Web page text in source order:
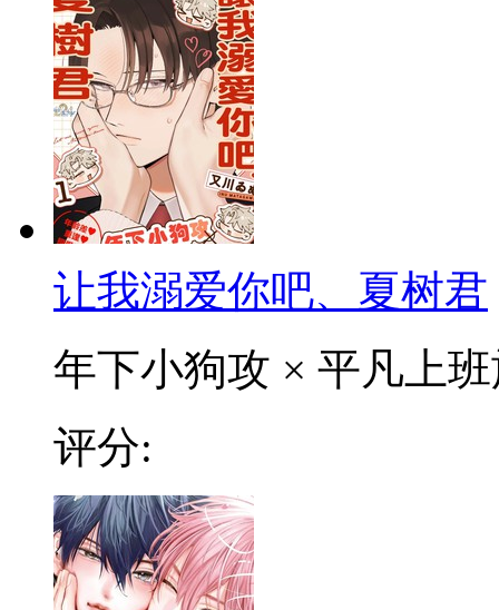
让我溺爱你吧、夏树君
年下小狗攻 × 平凡上
评分: